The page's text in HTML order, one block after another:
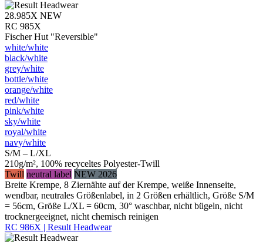
28.985X NEW
RC 985X
Fischer Hut "Reversible"
white/​white
black/​white
grey/​white
bottle/​white
orange/​white
red/​white
pink/​white
sky/​white
royal/​white
navy/​white
S/M – L/XL
210g/m², 100% recyceltes Polyester-Twill
Twill neutral label NEW 2026
Breite Krempe, 8 Ziernähte auf der Krempe, weiße Innenseite,
wendbar, neutrales Größenlabel, in 2 Größen erhältlich, Größe S/M
= 56cm, Größe L/XL = 60cm, 30° waschbar, nicht bügeln, nicht
trocknergeeignet, nicht chemisch reinigen
RC 986X | Result Headwear